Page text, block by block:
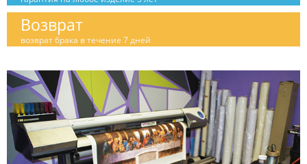
Возврат
возврат брака в течение 7 дней